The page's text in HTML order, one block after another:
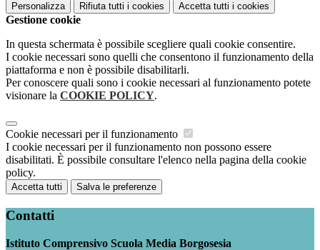
Personalizza Rifiuta tutti i cookies Accetta tutti i cookies
Gestione cookie
In questa schermata è possibile scegliere quali cookie consentire.
I cookie necessari sono quelli che consentono il funzionamento della
piattaforma e non è possibile disabilitarli.
Per conoscere quali sono i cookie necessari al funzionamento potete
visionare la COOKIE POLICY.
Cookie necessari per il funzionamento
I cookie necessari per il funzionamento non possono essere
disabilitati. È possibile consultare l'elenco nella pagina della cookie
policy.
Accetta tutti Salva le preferenze
Contatti
Istituto Comprensivo Scuola Media Borgosesia